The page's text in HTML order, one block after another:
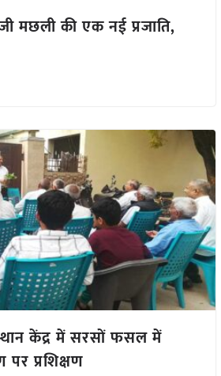
मछली की एक नई प्रजाति,
केंद्र में सरसों फसल में
प्रशिक्षण